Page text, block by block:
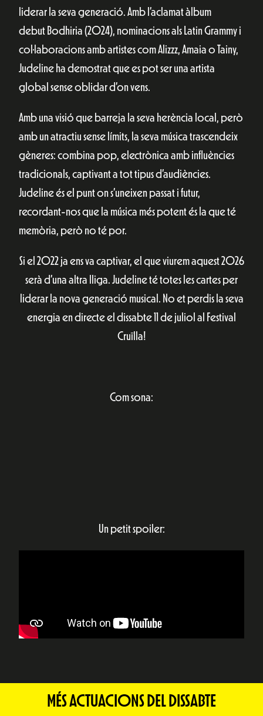
liderar la seva generació. Amb l’aclamat àlbum
debut Bodhiria (2024), nominacions als Latin Grammy i
col·laboracions amb artistes com Alizzz, Amaia o Tainy,
Judeline ha demostrat que es pot ser una artista
global sense oblidar d’on vens.
Amb una visió que barreja la seva herència local, però
amb un atractiu sense límits, la seva música trascendeix
gèneres: combina pop, electrònica amb influències
tradicionals, captivant a tot tipus d’audiències.
Judeline és el punt on s’uneixen passat i futur,
recordant-nos que la música més potent és la que té
memòria, però no té por.
Si el 2022 ja ens va captivar, el que viurem aquest 2026
serà d’una altra lliga. Judeline té totes les cartes per
liderar la nova generació musical. No et perdis la seva
energia en directe el dissabte 11 de juliol al Festival
Cruïlla!
Com sona:
Un petit spoiler:
MÉS ACTUACIONS DEL DISSABTE